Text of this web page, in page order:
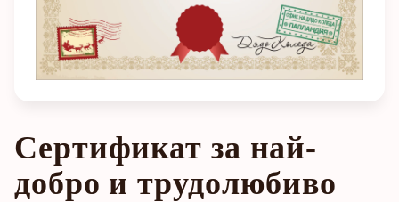
Сертификат за най-
добро и трудолюбиво